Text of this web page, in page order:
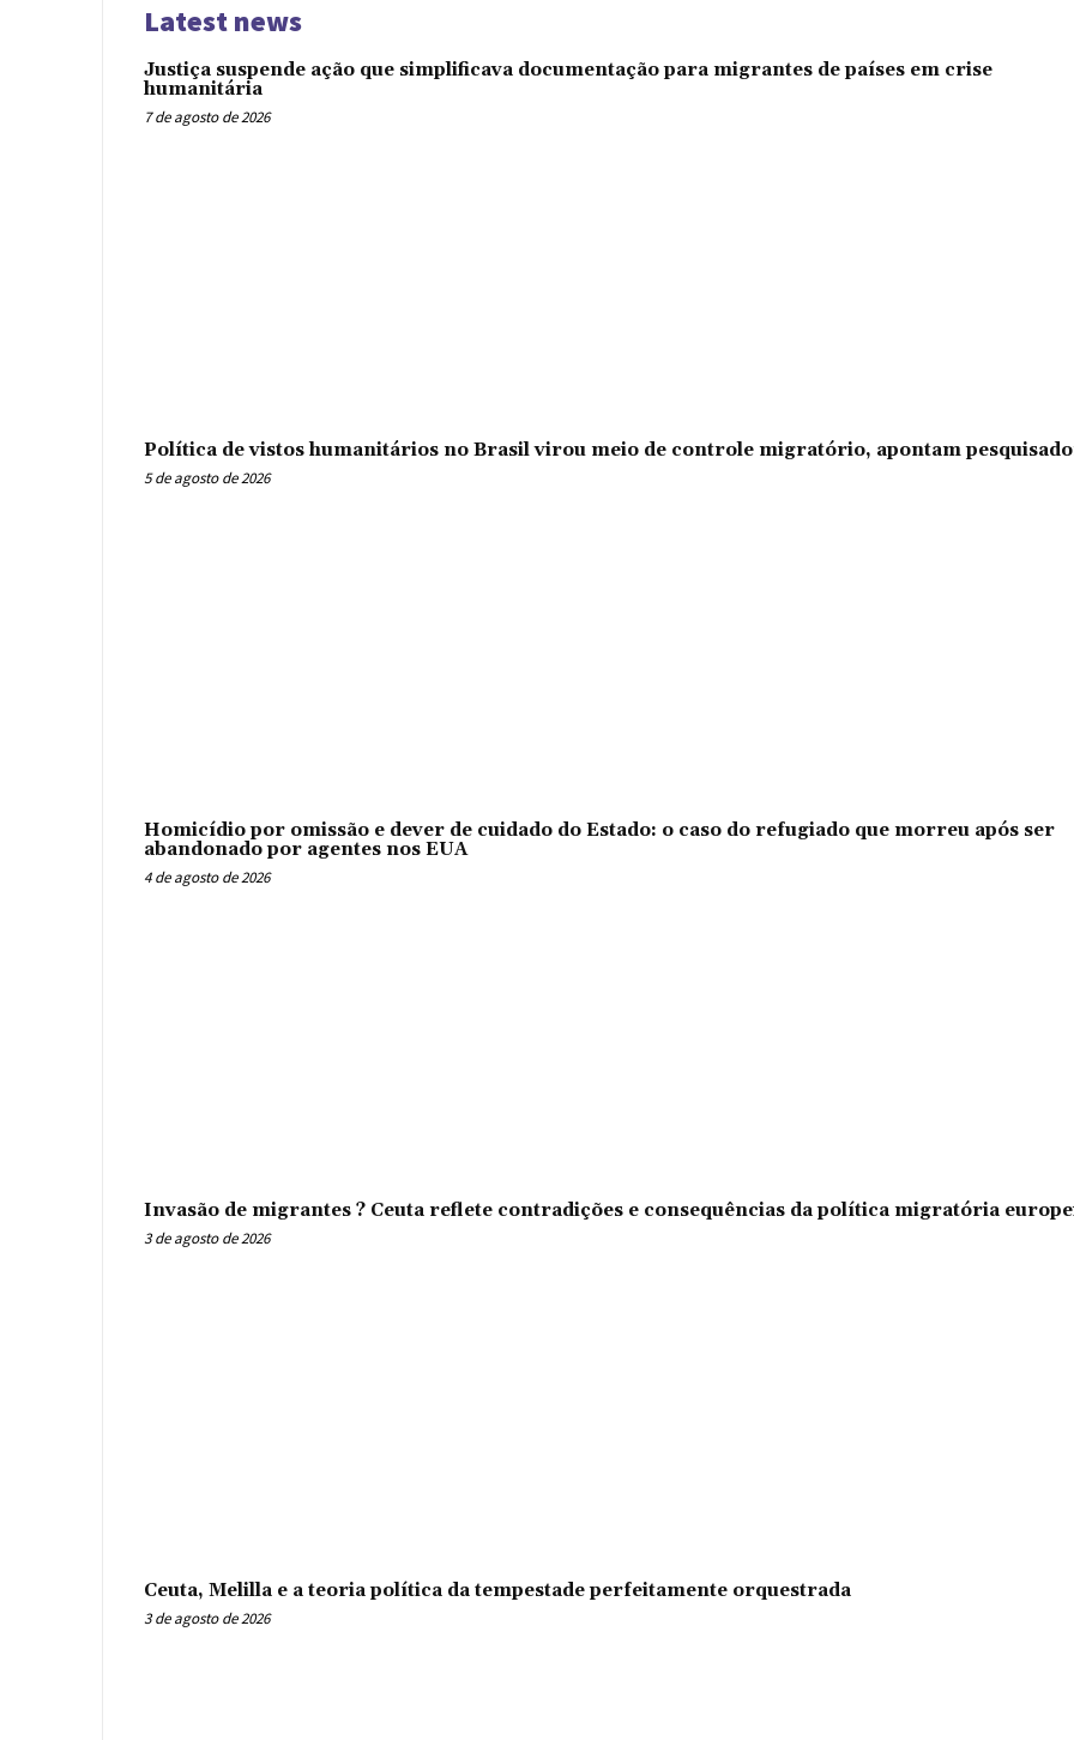
Latest news
Justiça suspende ação que simplificava documentação para migrantes de países em crise
humanitária
7 de agosto de 2026
Política de vistos humanitários no Brasil virou meio de controle migratório, apontam
5 de agosto de 2026
Homicídio por omissão e dever de cuidado do Estado: o caso do refugiado que morreu após ser
abandonado por agentes nos EUA
4 de agosto de 2026
Invasão de migrantes ? Ceuta reflete contradições e consequências da política migratória
3 de agosto de 2026
Ceuta, Melilla e a teoria política da tempestade perfeitamente orquestrada
3 de agosto de 2026